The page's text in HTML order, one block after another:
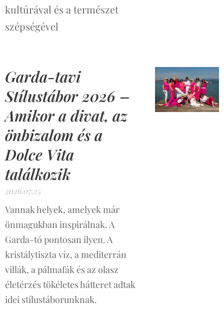
kultúrával és a természet
szépségével
Garda-tavi
Stílustábor 2026 –
Amikor a divat, az
önbizalom és a
Dolce Vita
találkozik
2026.07.25
Vannak helyek, amelyek már
önmagukban inspirálnak. A
Garda-tó pontosan ilyen. A
kristálytiszta víz, a mediterrán
villák, a pálmafák és az olasz
életérzés tökéletes hátteret adtak
idei stílustáborunknak.